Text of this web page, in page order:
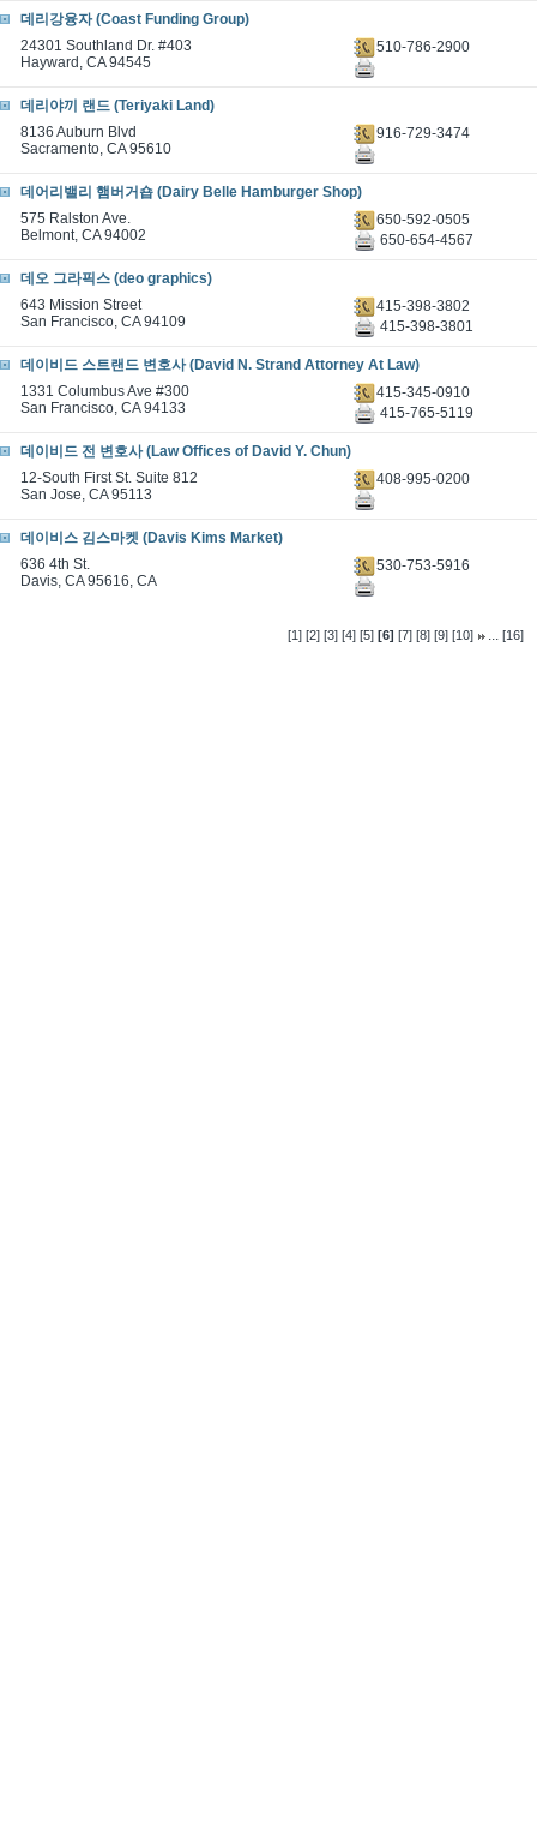
데리강융자 (Coast Funding Group)
24301 Southland Dr. #403
Hayward, CA 94545
510-786-2900
데리야끼 랜드 (Teriyaki Land)
8136 Auburn Blvd
Sacramento, CA 95610
916-729-3474
데어리밸리 햄버거숍 (Dairy Belle Hamburger Shop)
575 Ralston Ave.
Belmont, CA 94002
650-592-0505
650-654-4567
데오 그라픽스 (deo graphics)
643 Mission Street
San Francisco, CA 94109
415-398-3802
415-398-3801
데이비드 스트랜드 변호사 (David N. Strand Attorney At Law)
1331 Columbus Ave #300
San Francisco, CA 94133
415-345-0910
415-765-5119
데이비드 전 변호사 (Law Offices of David Y. Chun)
12-South First St. Suite 812
San Jose, CA 95113
408-995-0200
데이비스 김스마켓 (Davis Kims Market)
636 4th St.
Davis, CA 95616, CA
530-753-5916
[1] [2] [3] [4] [5] [6] [7] [8] [9] [10] ...[16]